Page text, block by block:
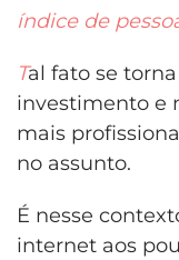
índice de
Tal fato se
investimento e
mais
no assunto.
É nesse
internet aos